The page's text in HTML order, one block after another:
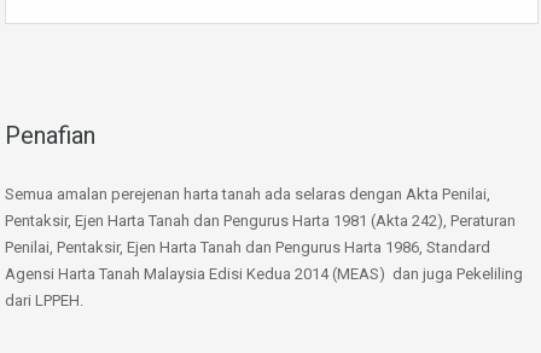
Penafian
Semua amalan perejenan harta tanah ada selaras dengan Akta Penilai,
Pentaksir, Ejen Harta Tanah dan Pengurus Harta 1981 (Akta 242), Peraturan
Penilai, Pentaksir, Ejen Harta Tanah dan Pengurus Harta 1986, Standard
Agensi Harta Tanah Malaysia Edisi Kedua 2014 (MEAS) dan juga Pekeliling
dari LPPEH.